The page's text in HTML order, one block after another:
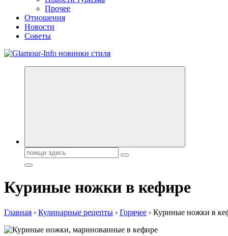
Прочее
Отношения
Новости
Советы
Секреты молодости, красоты и долголетия. Гламурный
Поиск:
Куриные ножки в кефире
Главная › Кулинарные рецепты › Горячее › Куриные ножки в